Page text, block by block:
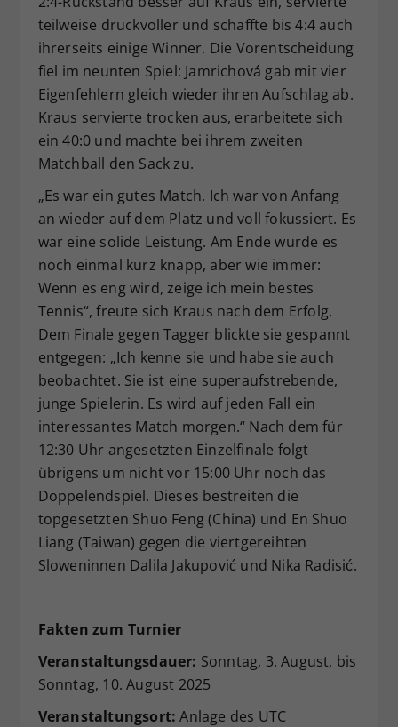
teilweise druckvoller und schaffte bis 4:4 auch
ihrerseits einige Winner. Die Vorentscheidung
fiel im neunten Spiel: Jamrichová gab mit vier
Eigenfehlern gleich wieder ihren Aufschlag ab.
Kraus servierte trocken aus, erarbeitete sich
ein 40:0 und machte bei ihrem zweiten
Matchball den Sack zu.
„Es war ein gutes Match. Ich war von Anfang
an wieder auf dem Platz und voll fokussiert. Es
war eine solide Leistung. Am Ende wurde es
noch einmal kurz knapp, aber wie immer:
Wenn es eng wird, zeige ich mein bestes
Tennis“, freute sich Kraus nach dem Erfolg.
Dem Finale gegen Tagger blickte sie gespannt
entgegen: „Ich kenne sie und habe sie auch
beobachtet. Sie ist eine superaufstrebende,
junge Spielerin. Es wird auf jeden Fall ein
interessantes Match morgen.“ Nach dem für
12:30 Uhr angesetzten Einzelfinale folgt
übrigens um nicht vor 15:00 Uhr noch das
Doppelendspiel. Dieses bestreiten die
topgesetzten Shuo Feng (China) und En Shuo
Liang (Taiwan) gegen die viertgereihten
Sloweninnen Dalila Jakupović und Nika Radisić.
Fakten zum Turnier
Veranstaltungsdauer: Sonntag, 3. August, bis
Sonntag, 10. August 2025
Veranstaltungsort: Anlage des UTC